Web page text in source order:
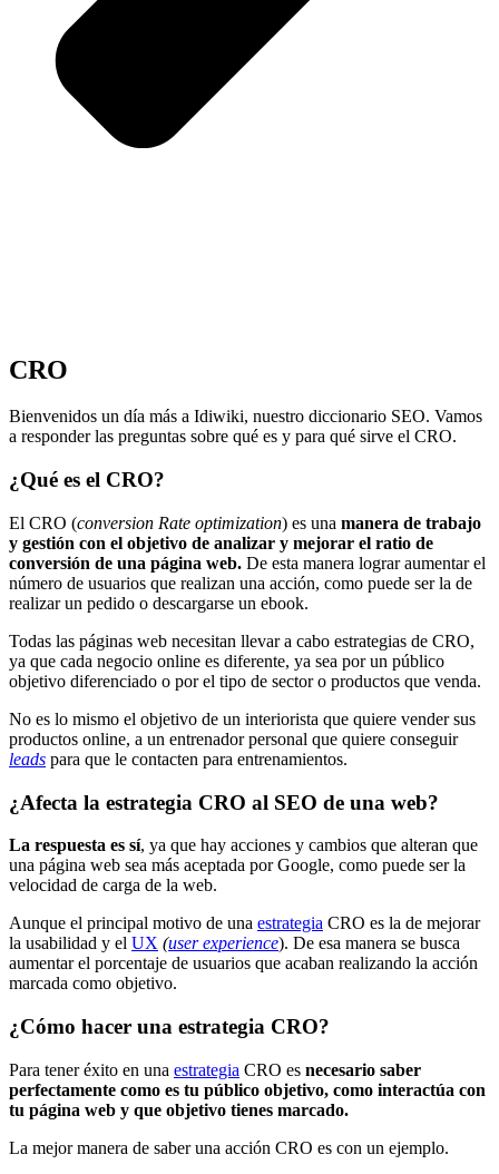
CRO
Bienvenidos un día más a Idiwiki, nuestro diccionario SEO. Vamos
a responder las preguntas sobre qué es y para qué sirve el CRO.
¿Qué es el CRO?
El CRO (conversion Rate optimization) es una manera de trabajo
y gestión con el objetivo de analizar y mejorar el ratio de
conversión de una página web. De esta manera lograr aumentar el
número de usuarios que realizan una acción, como puede ser la de
realizar un pedido o descargarse un ebook.
Todas las páginas web necesitan llevar a cabo estrategias de CRO,
ya que cada negocio online es diferente, ya sea por un público
objetivo diferenciado o por el tipo de sector o productos que venda.
No es lo mismo el objetivo de un interiorista que quiere vender sus
productos online, a un entrenador personal que quiere conseguir
leads para que le contacten para entrenamientos.
¿Afecta la estrategia CRO al SEO de una web?
La respuesta es sí, ya que hay acciones y cambios que alteran que
una página web sea más aceptada por Google, como puede ser la
velocidad de carga de la web.
Aunque el principal motivo de una estrategia CRO es la de mejorar
la usabilidad y el UX (user experience). De esa manera se busca
aumentar el porcentaje de usuarios que acaban realizando la acción
marcada como objetivo.
¿Cómo hacer una estrategia CRO?
Para tener éxito en una estrategia CRO es necesario saber
perfectamente como es tu público objetivo, como interactúa con
tu página web y que objetivo tienes marcado.
La mejor manera de saber una acción CRO es con un ejemplo.